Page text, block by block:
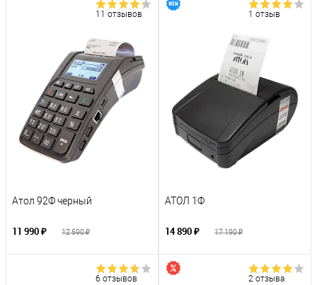
11 отзывов
Атол 92Ф черный
11 990 ₽ 12 590 ₽
1 отзыв
АТОЛ 1Ф
14 890 ₽ 17 190 ₽
6 отзывов 2 отзыва